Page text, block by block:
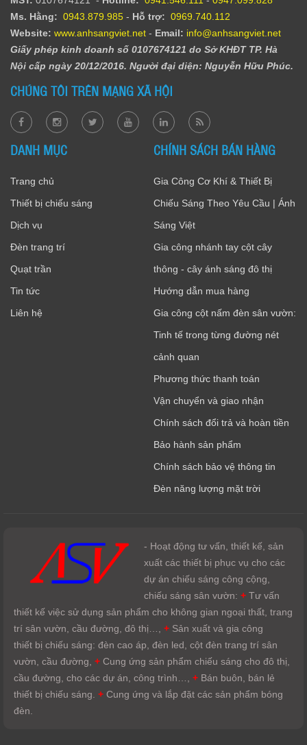
Ms. Hằng: 0943.879.985 - Hỗ trợ: 0969.740.112
Website: www.anhsangviet.net - Email: info@anhsangviet.net
Giấy phép kinh doanh số 0107674121 do Sở KHĐT TP. Hà
Nội cấp ngày 20/12/2016. Người đại diện: Nguyễn Hữu Phúc.
CHÚNG TÔI TRÊN MẠNG XÃ HỘI
DANH MỤC
Trang chủ
Thiết bị chiếu sáng
Dịch vụ
Đèn trang trí
Quạt trần
Tin tức
Liên hệ
CHÍNH SÁCH BÁN HÀNG
Gia Công Cơ Khí & Thiết Bị
Chiếu Sáng Theo Yêu Cầu | Ánh
Sáng Việt
Gia công nhánh tay cột cây
thông - cây ánh sáng đô thị
Hướng dẫn mua hàng
Gia công cột nấm đèn sân vườn:
Tinh tế trong từng đường nét
cảnh quan
Phương thức thanh toán
Vận chuyển và giao nhận
Chính sách đổi trả và hoàn tiền
Bảo hành sản phẩm
Chính sách bảo vệ thông tin
Đèn năng lượng mặt trời
- Hoạt động tư vấn, thiết kế, sản
xuất các thiết bị phục vụ cho các
dự án chiếu sáng công cộng,
chiếu sáng sân vườn: + Tư vấn
thiết kế việc sử dụng sản phẩm cho không gian ngoại thất, trang
trí sân vườn, cầu đường, đô thị…, + Sản xuất và gia công
thiết bị chiếu sáng: đèn cao áp, đèn led, cột đèn trang trí sân
vườn, cầu đường, + Cung ứng sản phẩm chiếu sáng cho đô thị,
cầu đường, cho các dự án, công trình…, + Bán buôn, bán lẻ
thiết bị chiếu sáng. + Cung ứng và lắp đặt các sản phẩm bóng
đèn.